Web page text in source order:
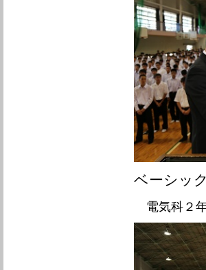
ベーシッ
電気科２